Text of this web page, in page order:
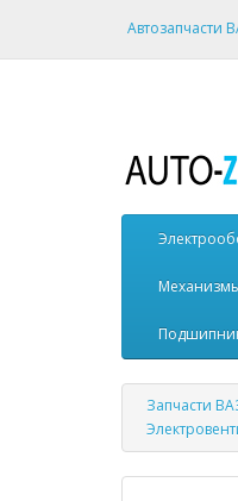
Автозапчасти
Запчасти